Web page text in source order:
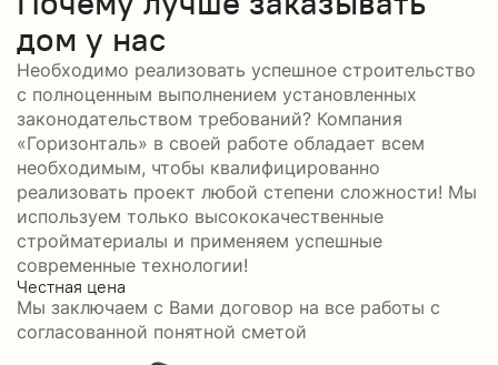
дом у нас
Необходимо реализовать успешное строительство
с полноценным выполнением установленных
законодательством требований? Компания
«Горизонталь» в своей работе обладает всем
необходимым, чтобы квалифицированно
реализовать проект любой степени сложности! Мы
используем только высококачественные
стройматериалы и применяем успешные
современные технологии!
Честная цена
Мы заключаем с Вами договор на все работы с
согласованной понятной сметой